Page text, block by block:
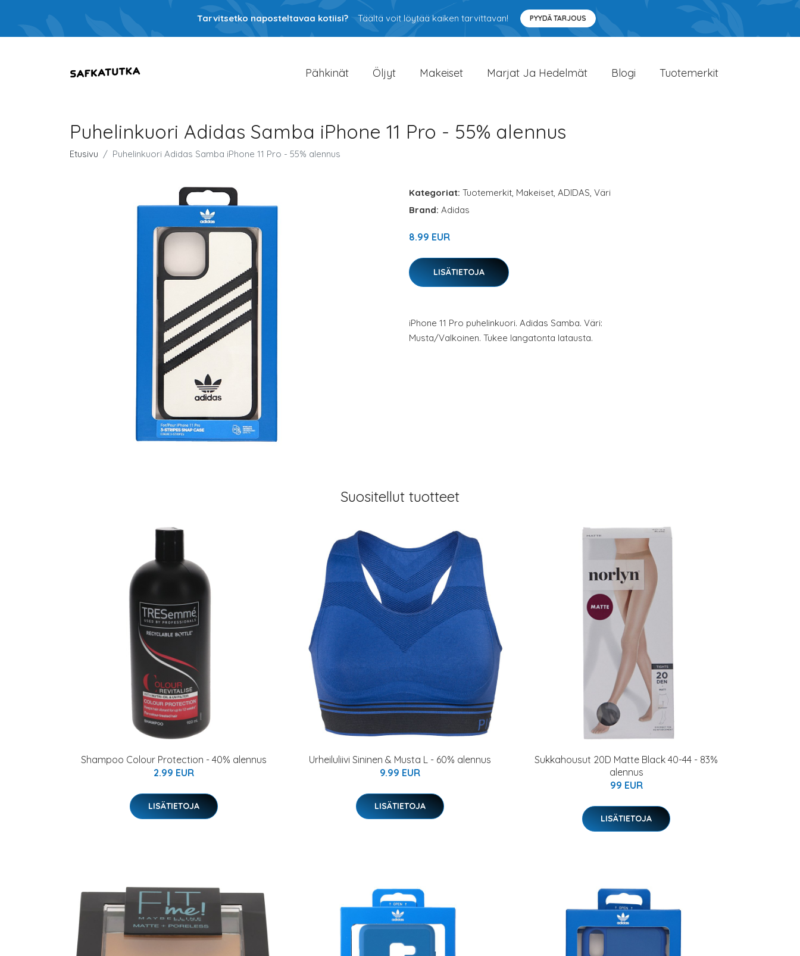
Tarvitsetko naposteltavaa kotiisi? Täältä voit löytää kaiken tarvittavan! PYYDÄ TARJOUS
Pähkinät Öljyt Makeiset Marjat Ja Hedelmät Blogi Tuotemerkit
Puhelinkuori Adidas Samba iPhone 11 Pro - 55% alennus
Etusivu Puhelinkuori Adidas Samba iPhone 11 Pro - 55% alennus
Kategoriat: Tuotemerkit, Makeiset, ADIDAS, Väri
Brand: Adidas
8.99 EUR
LISÄTIETOJA
iPhone 11 Pro puhelinkuori. Adidas Samba. Väri:
Musta/Valkoinen. Tukee langatonta latausta.
Suositellut tuotteet
Shampoo Colour Protection - 40% alennus
2.99 EUR
LISÄTIETOJA
Urheiluliivi Sininen & Musta L - 60% alennus
9.99 EUR
LISÄTIETOJA
Sukkahousut 20D Matte Black 40-44 - 83%
alennus
99 EUR
LISÄTIETOJA